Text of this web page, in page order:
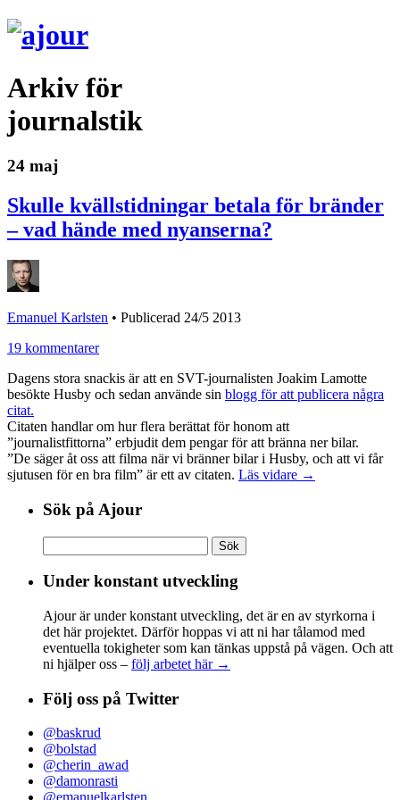
Arkiv för
journalstik
24 maj
Skulle kvällstidningar betala för bränder
– vad hände med nyanserna?
Emanuel Karlsten • Publicerad 24/5 2013
19 kommentarer
Dagens stora snackis är att en SVT-journalisten Joakim Lamotte
besökte Husby och sedan använde sin blogg för att publicera några
citat.
Citaten handlar om hur flera berättat för honom att
”journalistfittorna” erbjudit dem pengar för att bränna ner bilar.
”De säger åt oss att filma när vi bränner bilar i Husby, och att vi får
sjutusen för en bra film” är ett av citaten. Läs vidare →
Sök på Ajour
efter:
Under konstant utveckling
Ajour är under konstant utveckling, det är en av styrkorna i
det här projektet. Därför hoppas vi att ni har tålamod med
eventuella tokigheter som kan tänkas uppstå på vägen. Och att
ni hjälper oss – följ arbetet här →
Följ oss på Twitter
@baskrud
@bolstad
@cherin_awad
@damonrasti